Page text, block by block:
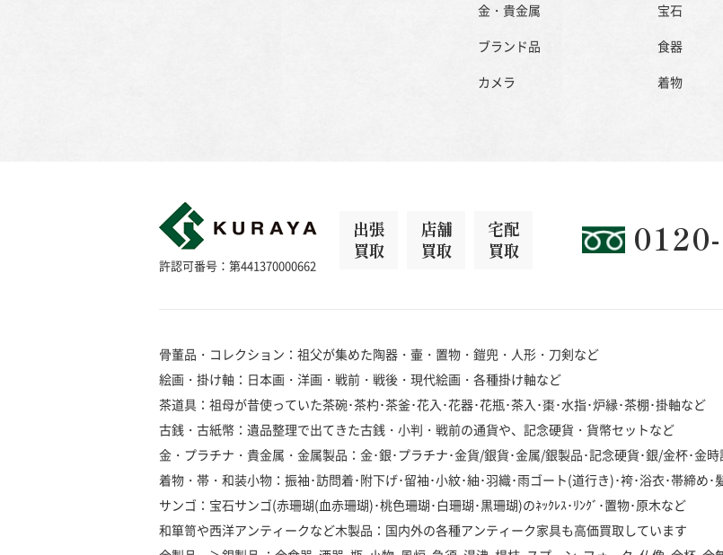
金・貴金属
宝石
ブランド品
食器
カメラ
着物
許認可番号：第441370000662
出張
買取
店舗
買取
宅配
買取
骨董品・コレクション：祖父が集めた陶器・壷・置物・鎧兜・人形・刀剣など
絵画・掛け軸：日本画・洋画・戦前・戦後・現代絵画・各種掛け軸など
茶道具：祖母が昔使っていた茶碗･茶杓･茶釜･花入･花器･花瓶･茶入･棗･水指･炉縁･茶棚･掛軸など
古銭・古紙幣：遺品整理で出てきた古銭・小判・戦前の通貨や、記念硬貨・貨幣セットなど
金・プラチナ・貴金属・金属製品：金･銀･プラチナ･金貨/銀貨･金属/銀製品･記念硬貨･銀/金杯･金
着物・帯・和装小物：振袖･訪問着･附下げ･留袖･小紋･紬･羽織･雨ゴート(道行き)･袴･浴衣･帯締め･
サンゴ：宝石サンゴ(赤珊瑚(血赤珊瑚)･桃色珊瑚･白珊瑚･黒珊瑚)のﾈｯｸﾚｽ･ﾘﾝｸﾞ･置物･原木など
和箪笥や西洋アンティークなど木製品：国内外の各種アンティーク家具も高価買取しています